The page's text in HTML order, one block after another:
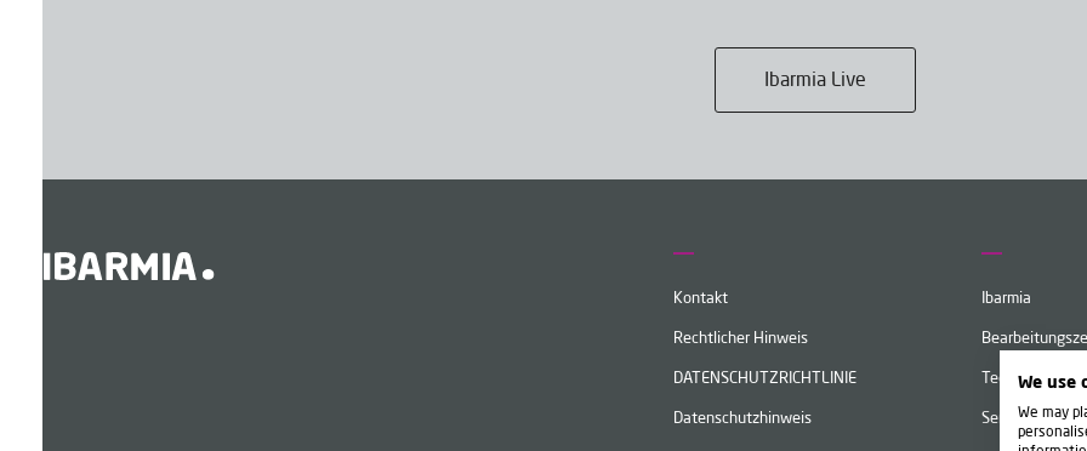
Ibarmia Live
Kontakt
Rechtlicher Hinweis
DATENSCHUTZRICHTLINIE
Datenschutzhinweis
Ibarmia
Technologie
Service
We use
We may